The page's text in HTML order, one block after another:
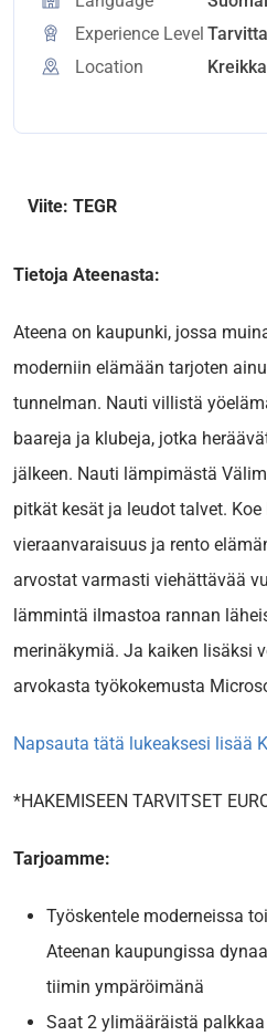
Experience Level
Location
Viite: TEGR
Tietoja Ateenasta:
Ateena on kaupunki, jossa
moderniin elämään tarjoten
tunnelman. Nauti villistä
baareja ja klubeja, jotka
jälkeen. Nauti lämpimästä
pitkät kesät ja leudot talvet.
vieraanvaraisuus ja rento
arvostat varmasti viehättävää
lämmintä ilmastoa rannan
merinäkymiä. Ja kaiken lisäksi
arvokasta työkokemusta
Napsauta tätä lukeaksesi lisää
*HAKEMISEEN TARVITSET
Tarjoamme:
Työskentele moderneissa
Ateenan kaupungissa
tiimin ympäröimänä
Saat 2 ylimääräistä